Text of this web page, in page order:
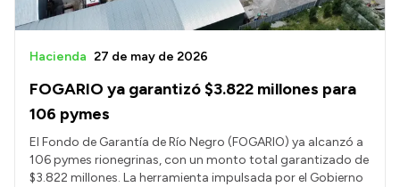
FOGARIO ya garantizó $3.822 millones para
106 pymes
Hacienda 27 de may de 2026
El Fondo de Garantía de Río Negro (FOGARIO) ya alcanzó a
106 pymes rionegrinas, con un monto total garantizado de
$3.822 millones. La herramienta impulsada por el Gobierno